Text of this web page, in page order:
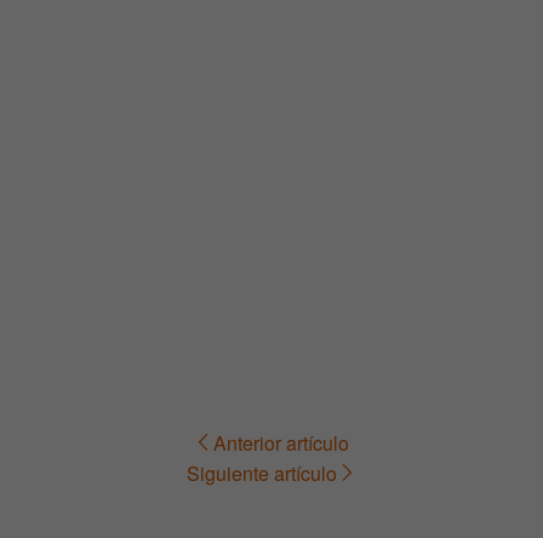
Navegación Anterior artículo
Siguiente artículo